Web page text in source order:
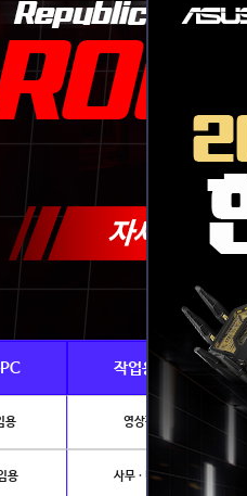
작업용PC
용 영상편집
용 사무 · 디자인